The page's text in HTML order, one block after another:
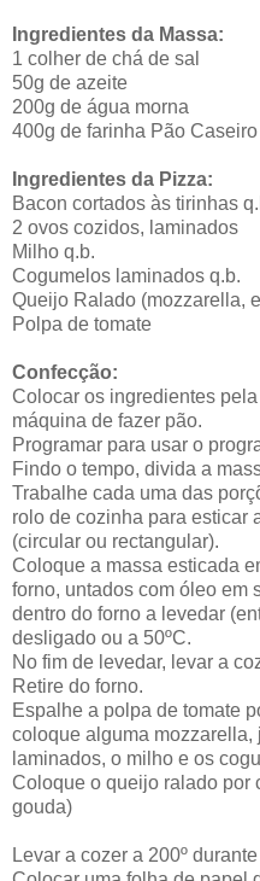
Ingredientes da Massa:
1 colher de chá de sal
50g de azeite
200g de água morna
400g de farinha Pão Caseiro
Ingredientes da Pizza:
Bacon cortados às tirinhas
2 ovos cozidos, laminados
Milho q.b.
Cogumelos laminados q.b.
Queijo Ralado (mozzarella,
Polpa de tomate
Confecção:
Colocar os ingredientes
máquina de fazer pão.
Programar para usar o
Findo o tempo, divida a
Trabalhe cada uma das
rolo de cozinha para esticar
(circular ou rectangular).
Coloque a massa esticada
forno, untados com óleo em
dentro do forno a levedar
desligado ou a 50ºC.
No fim de levedar, levar a
Retire do forno.
Espalhe a polpa de tomate
coloque alguma mozzarella,
laminados, o milho e os
Coloque o queijo ralado por
gouda)
Levar a cozer a 200º